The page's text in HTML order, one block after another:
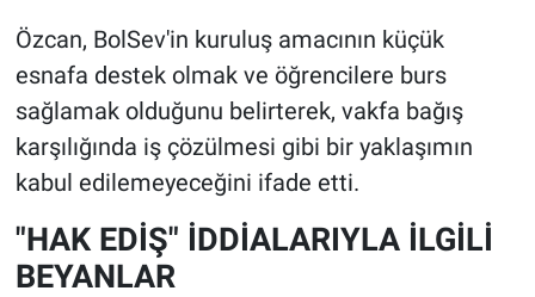
Özcan, BolSev'in kuruluş amacının küçük
esnafa destek olmak ve öğrencilere burs
sağlamak olduğunu belirterek, vakfa bağış
karşılığında iş çözülmesi gibi bir yaklaşımın
kabul edilemeyeceğini ifade etti.
"HAK EDİŞ" İDDİALARIYLA İLGİLİ
BEYANLAR